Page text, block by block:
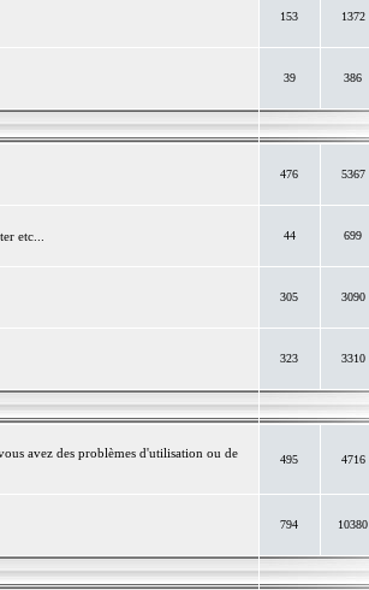
153 1372
39 386
476 5367
etc... 44 699
305 3090
323 3310
avez des problèmes d'utilisation ou de
495 4716
794 10380